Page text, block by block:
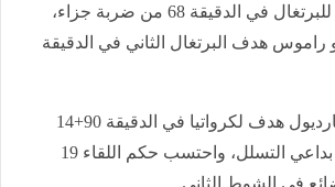
كريستيانو رونالدو للبرتغال في الدقيقة 68 من ضربة جزاء،
هدف البرتغال الثاني في الدقيقة
وسجل يوشكو جفارديول هدف لكرواتيا في الدقيقة 90+14
ولكن الحكم ألغاه بداعي التسلل، واحتسب حكم اللقاء 19
في الشوط الثاني.